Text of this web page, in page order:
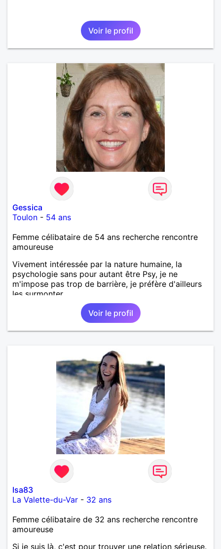
Voir le profil
Gessica
Toulon - 54 ans
Femme célibataire de 54 ans recherche rencontre
amoureuse
Vivement intéressée par la nature humaine, la
psychologie sans pour autant être Psy, je ne
m'impose pas trop de barrière, je préfère d'ailleurs
les surmonter.
Voir le profil
Isa83
La Valette-du-Var - 32 ans
Femme célibataire de 32 ans recherche rencontre
amoureuse
Si je suis là, c'est pour trouver une relation sérieuse.